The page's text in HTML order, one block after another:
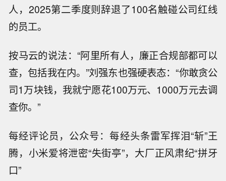
人，2025第二季度则辞退了100名触碰公司红线
的员工。
按马云的说法：“阿里所有人，廉正合规部都可以
查，包括我在内。”刘强东也强硬表态：“你敢贪公
司1万块钱，我就宁愿花100万元、1000万元去调
查你。”
每经评论员，公众号：每经头条雷军挥泪“斩”王
腾，小米爱将泄密“失街亭”，大厂正风肃纪“拼牙
口”